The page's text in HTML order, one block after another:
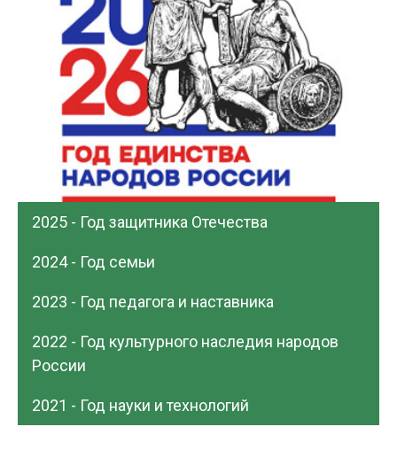
2025 - Год защитника Отечества
2024 - Год семьи
2023 - Год педагога и наставника
2022 - Год культурного наследия народов
России
2021 - Год науки и технологий